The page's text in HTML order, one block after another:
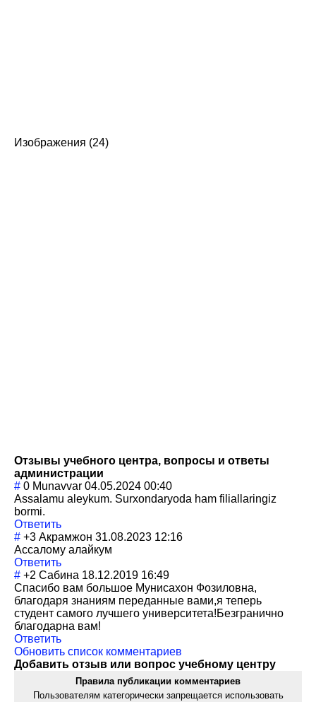
Изображения (24)
Отзывы учебного центра, вопросы и ответы
администрации
# 0 Munavvar 04.05.2024 00:40
Assalamu aleykum. Surxondaryoda ham filiallaringiz
bormi.
Ответить
# +3 Акрамжон 31.08.2023 12:16
Ассалому алайкум
Ответить
# +2 Сабина 18.12.2019 16:49
Спасибо вам большое Мунисахон Фозиловна,
благодаря знаниям переданные вами,я теперь
студент самого лучшего университета!Безгранично
благодарна вам!
Ответить
Обновить список комментариев
Добавить отзыв или вопрос учебному центру
Правила публикации комментариев
Пользователям категорически запрещается использовать